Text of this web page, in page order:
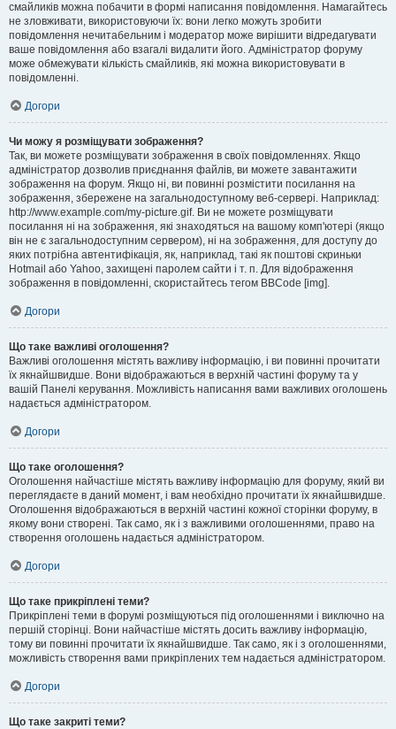
смайликів можна побачити в формі написання повідомлення. Намагайтесь
не зловживати, використовуючи їх: вони легко можуть зробити
повідомлення нечитабельним і модератор може вирішити відредагувати
ваше повідомлення або взагалі видалити його. Адміністратор форуму
може обмежувати кількість смайликів, які можна використовувати в
повідомленні.
Догори
Чи можу я розміщувати зображення?
Так, ви можете розміщувати зображення в своїх повідомленнях. Якщо
адміністратор дозволив приєднання файлів, ви можете завантажити
зображення на форум. Якщо ні, ви повинні розмістити посилання на
зображення, збережене на загальнодоступному веб-сервері. Наприклад:
http://www.example.com/my-picture.gif. Ви не можете розміщувати
посилання ні на зображення, які знаходяться на вашому комп'ютері (якщо
він не є загальнодоступним сервером), ні на зображення, для доступу до
яких потрібна автентифікація, як, наприклад, такі як поштові скриньки
Hotmail або Yahoo, захищені паролем сайти і т. п. Для відображення
зображення в повідомленні, скористайтесь тегом BBCode [img].
Догори
Що таке важливі оголошення?
Важливі оголошення містять важливу інформацію, і ви повинні прочитати
їх якнайшвидше. Вони відображаються в верхній частині форуму та у
вашій Панелі керування. Можливість написання вами важливих оголошень
надається адміністратором.
Догори
Що таке оголошення?
Оголошення найчастіше містять важливу інформацію для форуму, який ви
переглядаєте в даний момент, і вам необхідно прочитати їх якнайшвидше.
Оголошення відображаються в верхній частині кожної сторінки форуму, в
якому вони створені. Так само, як і з важливими оголошеннями, право на
створення оголошень надається адміністратором.
Догори
Що таке прикріплені теми?
Прикріплені теми в форумі розміщуються під оголошеннями і виключно на
першій сторінці. Вони найчастіше містять досить важливу інформацію,
тому ви повинні прочитати їх якнайшвидше. Так само, як і з оголошеннями,
можливість створення вами прикріплених тем надається адміністратором.
Догори
Що таке закриті теми?